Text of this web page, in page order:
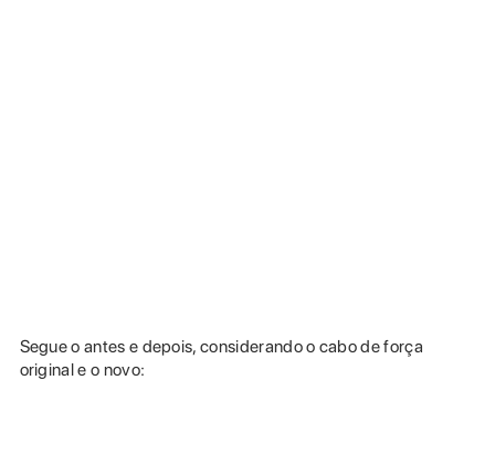
Segue o antes e depois, considerando o cabo de força
original e o novo: